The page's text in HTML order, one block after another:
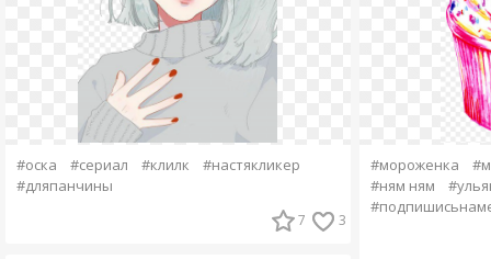
#оска #сериал #клилк
#настякликер
#дляпанчины
7 3
#мороженка
#ням ням